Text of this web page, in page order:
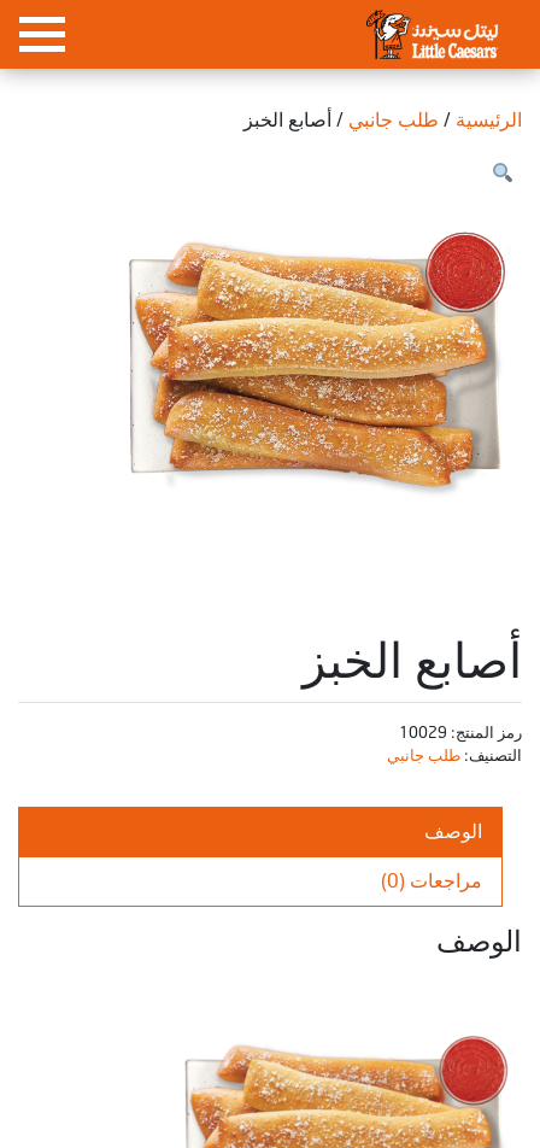
الرئيسية / طلب جانبي / أصابع الخبز
أصابع الخبز
رمز المنتج: 10029
التصنيف: طلب جانبي
الوصف
مراجعات (0)
الوصف